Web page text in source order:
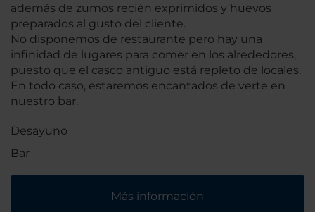
además de zumos recién exprimidos y huevos
preparados al gusto del cliente.
No disponemos de restaurante pero hay una
infinidad de lugares para comer en los alrededores,
puesto que el casco antiguo está repleto de locales.
En todo caso, estaremos encantados de verte en
nuestro bar.
Desayuno
Bar
Más información